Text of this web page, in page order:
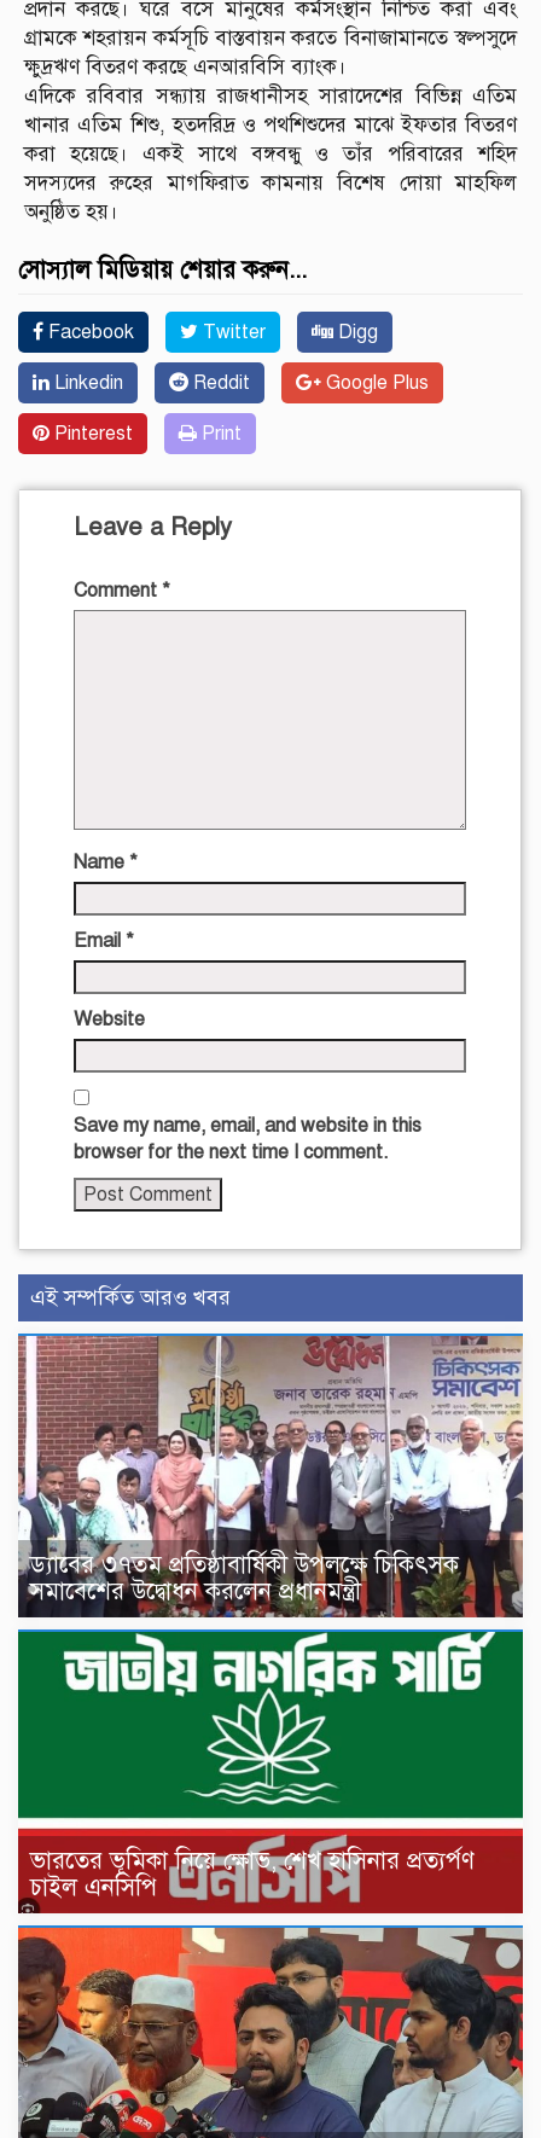
প্রদান করছে। ঘরে বসে মানুষের কর্মসংস্থান নিশ্চিত করা এবং
গ্রামকে শহরায়ন কর্মসূচি বাস্তবায়ন করতে বিনাজামানতে স্বল্পসুদে
ক্ষুদ্রঋণ বিতরণ করছে এনআরবিসি ব্যাংক।
এদিকে রবিবার সন্ধ্যায় রাজধানীসহ সারাদেশের বিভিন্ন এতিম
খানার এতিম শিশু, হতদরিদ্র ও পথশিশুদের মাঝে ইফতার বিতরণ
করা হয়েছে। একই সাথে বঙ্গবন্ধু ও তাঁর পরিবারের শহিদ
সদস্যদের রুহের মাগফিরাত কামনায় বিশেষ দোয়া মাহফিল
অনুষ্ঠিত হয়।
সোস্যাল মিডিয়ায় শেয়ার করুন...
Facebook Twitter Digg
Linkedin Reddit Google Plus
Pinterest Print
Leave a Reply
Comment *
Name *
Email *
Website
Save my name, email, and website in this
browser for the next time I comment.
এই সম্পর্কিত আরও খবর
ড্যাবের ৩৭তম প্রতিষ্ঠাবার্ষিকী উপলক্ষে চিকিৎসক
সমাবেশের উদ্বোধন করলেন প্রধানমন্ত্রী
ভারতের ভূমিকা নিয়ে ক্ষোভ, শেখ হাসিনার প্রত্যর্পণ
চাইল এনসিপি